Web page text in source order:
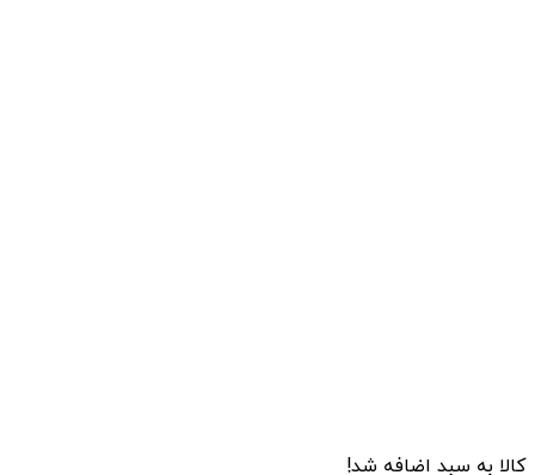
کالا به سبد اضافه شد!